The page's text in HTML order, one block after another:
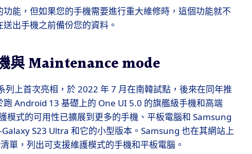
能，但如果您的手機需要進行重大維修時，這個功能就不
出手機之前備份您的資料。
與 Maintenance mode
列上首次亮相，於 2022 年 7 月在南韓試點，後來在同年推
Android 13 基礎上的 One UI 5.0 的旗艦級手機和高端
模式的可用性已擴展到更多的手機、平板電腦和 Samsung
S23 Ultra 和它的小型版本。Samsung 也在其網站上
單，列出可支援維護模式的手機和平板電腦。